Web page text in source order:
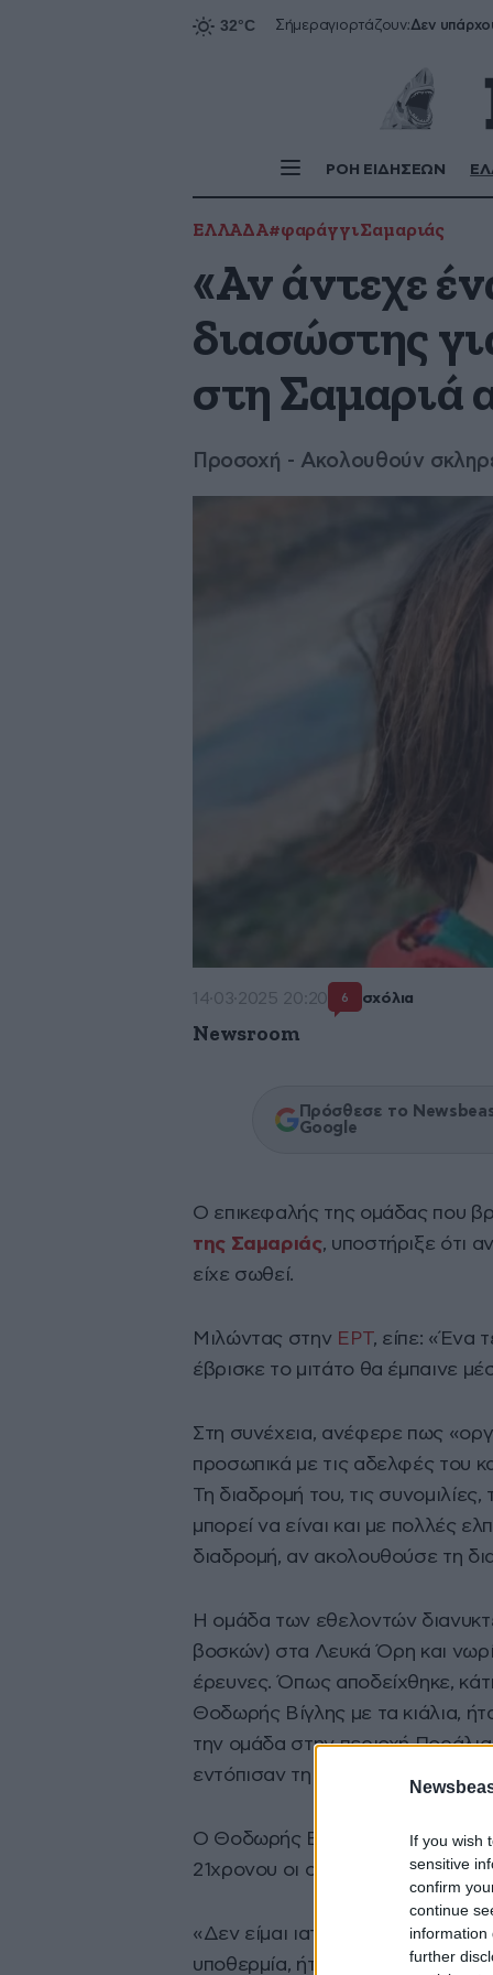
If you wish
sensitive
confirm
continue
information
further
Σήμεραγιορτάζουν:Δεν
ΡΟΗ ΕΙΔΗΣΕΩΝ
ΕΛΛΑΔΑ#φαράγγι Σαμαριάς
«Αν άντεχε
διασώστης
στη Σαμαριά
Προσοχή - Ακολουθούν
14·03·2025 20:20 6 σχόλια
Newsroom
Πρόσθεσε το
Google
Ο επικεφαλής της ομάδας που
της Σαμαριάς, υποστήριξε ότι
είχε σωθεί.
Μιλώντας στην ΕΡΤ, είπε: «Ένα
έβρισκε το μιτάτο θα έμπαινε
Στη συνέχεια, ανέφερε πως
προσωπικά με τις αδελφές του
Τη διαδρομή του, τις
μπορεί να είναι και με πολλές
διαδρομή, αν ακολουθούσε τη
Η ομάδα των εθελοντών
βοσκών) στα Λευκά Όρη και
έρευνες. Όπως αποδείχθηκε,
Θοδωρής Βίγλης με τα κιάλια,
την ομάδα στην περιοχή
εντόπισαν τη σορό του άτυχου
Ο Θοδωρής Βιγλής ήταν το
21χρονου οι οποίες
«Δεν είμαι ιατροδικαστής,
υποθερμία, ήταν έτσι και αλλιώς